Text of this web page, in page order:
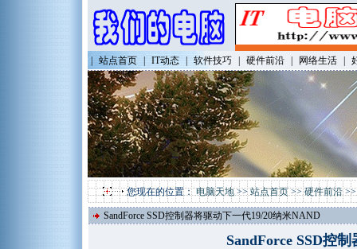
站点首页 IT动态 软件技巧 硬件前沿 网络生活
您现在的位置：电脑天地>>站点首页>>硬件前沿
SandForce SSD控制器将驱动下一代19/20纳米NAND
SandForce SSD控